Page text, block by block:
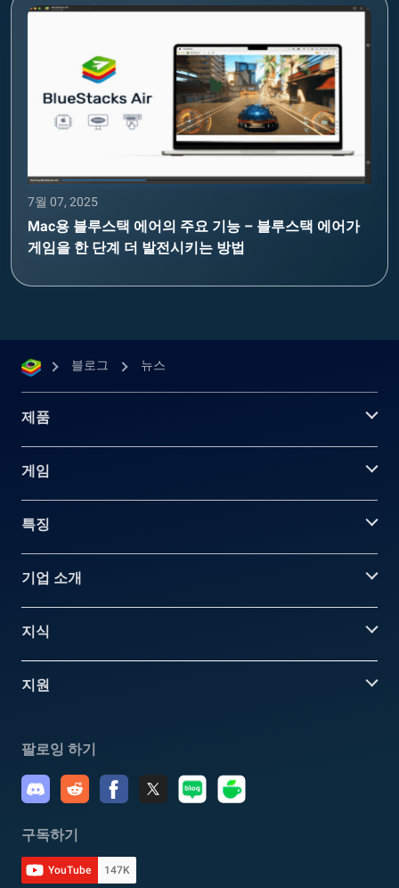
7월 07, 2025
Mac용 블루스택 에어의 주요 기능 – 블루스택 에어가
게임을 한 단계 더 발전시키는 방법
블로그 뉴스
제품
게임
특징
기업 소개
지식
지원
팔로잉 하기
구독하기
YouTube 147K